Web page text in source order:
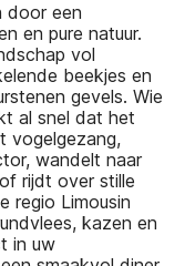
door een
en pure natuur.
vol
beekjes en
gevels. Wie
al snel dat het
vogelgezang,
wandelt naar
rijdt over stille
regio Limousin
kazen en
in uw